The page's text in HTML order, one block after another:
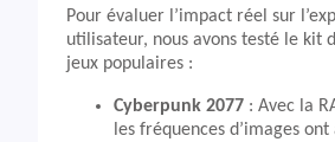
Pour évaluer l’impact réel sur
utilisateur, nous avons testé le kit
jeux populaires :
Cyberpunk 2077 : Avec la
les fréquences d’images